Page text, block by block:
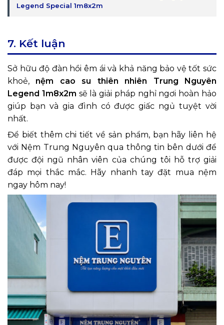
Legend Special 1m8x2m
7. Kết luận
Sở hữu độ đàn hồi êm ái và khả năng bảo vệ tốt sức
khoẻ, nệm cao su thiên nhiên Trung Nguyên
Legend 1m8x2m sẽ là giải pháp nghỉ ngơi hoàn hảo
giúp bạn và gia đình có được giấc ngủ tuyệt vời
nhất.
Để biết thêm chi tiết về sản phẩm, bạn hãy liên hệ
với Nệm Trung Nguyên qua thông tin bên dưới để
được đội ngũ nhân viên của chúng tôi hỗ trợ giải
đáp mọi thắc mắc. Hãy nhanh tay đặt mua nệm
ngay hôm nay!